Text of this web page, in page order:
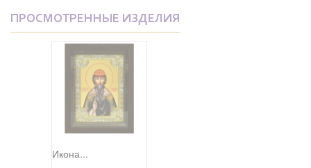
ПРОСМОТРЕННЫЕ ИЗДЕЛИЯ
Икона...